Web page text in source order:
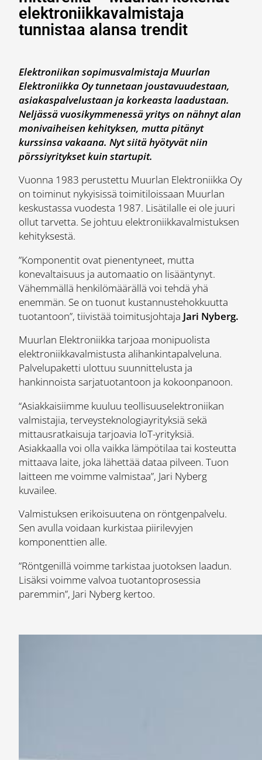
elektroniikkavalmistaja
tunnistaa alansa trendit
Elektroniikan sopimusvalmistaja Muurlan
Elektroniikka Oy tunnetaan joustavuudestaan,
asiakaspalvelustaan ja korkeasta laadustaan.
Neljässä vuosikymmenessä yritys on nähnyt alan
monivaiheisen kehityksen, mutta pitänyt
kurssinsa vakaana. Nyt siitä hyötyvät niin
pörssiyritykset kuin startupit.
Vuonna 1983 perustettu Muurlan Elektroniikka Oy
on toiminut nykyisissä toimitiloissaan Muurlan
keskustassa vuodesta 1987. Lisätilalle ei ole juuri
ollut tarvetta. Se johtuu elektroniikkavalmistuksen
kehityksestä.
”Komponentit ovat pienentyneet, mutta
konevaltaisuus ja automaatio on lisääntynyt.
Vähemmällä henkilömäärällä voi tehdä yhä
enemmän. Se on tuonut kustannustehokkuutta
tuotantoon”, tiivistää toimitusjohtaja Jari Nyberg.
Muurlan Elektroniikka tarjoaa monipuolista
elektroniikkavalmistusta alihankintapalveluna.
Palvelupaketti ulottuu suunnittelusta ja
hankinnoista sarjatuotantoon ja kokoonpanoon.
“Asiakkaisiimme kuuluu teollisuuselektroniikan
valmistajia, terveysteknologiayrityksiä sekä
mittausratkaisuja tarjoavia IoT-yrityksiä.
Asiakkaalla voi olla vaikka lämpötilaa tai kosteutta
mittaava laite, joka lähettää dataa pilveen. Tuon
laitteen me voimme valmistaa”, Jari Nyberg
kuvailee.
Valmistuksen erikoisuutena on röntgenpalvelu.
Sen avulla voidaan kurkistaa piirilevyjen
komponenttien alle.
”Röntgenillä voimme tarkistaa juotoksen laadun.
Lisäksi voimme valvoa tuotantoprosessia
paremmin”, Jari Nyberg kertoo.